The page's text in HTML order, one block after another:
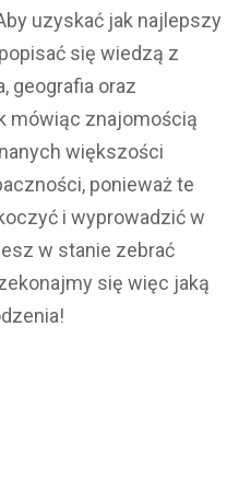
uzyskać jak najlepszy
się wiedzą z
geografia oraz
mówiąc znajomością
większości
ponieważ te
i wyprowadzić w
w stanie zebrać
się więc jaką